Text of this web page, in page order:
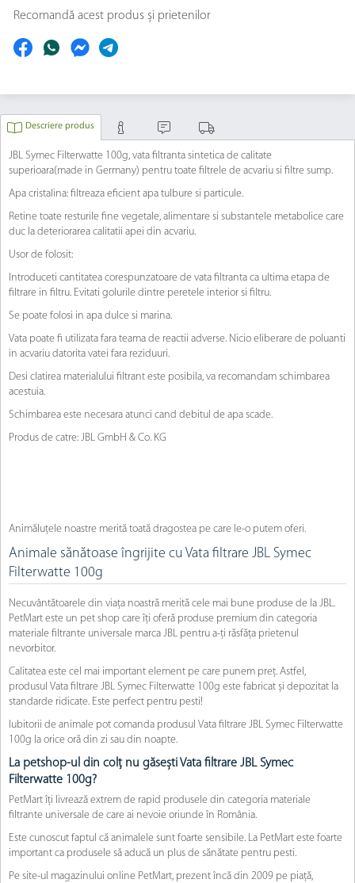
Recomandă acest produs și prietenilor
Descriere produs
JBL Symec Filterwatte 100g, vata filtranta sintetica de calitate
superioara(made in Germany) pentru toate filtrele de acvariu si filtre sump.
Apa cristalina: filtreaza eficient apa tulbure si particule.
Retine toate resturile fine vegetale, alimentare si substantele metabolice care
duc la deteriorarea calitatii apei din acvariu.
Usor de folosit:
Introduceti cantitatea corespunzatoare de vata filtranta ca ultima etapa de
filtrare in filtru. Evitati golurile dintre peretele interior si filtru.
Se poate folosi in apa dulce si marina.
Vata poate fi utilizata fara teama de reactii adverse. Nicio eliberare de poluanti
in acvariu datorita vatei fara reziduuri.
Desi clatirea materialului filtrant este posibila, va recomandam schimbarea
acestuia.
Schimbarea este necesara atunci cand debitul de apa scade.
Produs de catre: JBL GmbH & Co. KG
Animăluțele noastre merită toată dragostea pe care le-o putem oferi.
Animale sănătoase îngrijite cu Vata filtrare JBL Symec
Filterwatte 100g
Necuvântătoarele din viața noastră merită cele mai bune produse de la JBL.
PetMart este un pet shop care îți oferă produse premium din categoria
materiale filtrante universale marca JBL pentru a-ți răsfăța prietenul
nevorbitor.
Calitatea este cel mai important element pe care punem preț. Astfel,
produsul Vata filtrare JBL Symec Filterwatte 100g este fabricat și depozitat la
standarde ridicate. Este perfect pentru pesti!
Iubitorii de animale pot comanda produsul Vata filtrare JBL Symec Filterwatte
100g la orice oră din zi sau din noapte.
La petshop-ul din colț nu găsești Vata filtrare JBL Symec
Filterwatte 100g?
PetMart îți livrează extrem de rapid produsele din categoria materiale
filtrante universale de care ai nevoie oriunde în România.
Este cunoscut faptul că animalele sunt foarte sensibile. La PetMart este foarte
important ca produsele să aducă un plus de sănătate pentru pesti.
Pe site-ul magazinului online PetMart, prezent încă din 2009 pe piață,